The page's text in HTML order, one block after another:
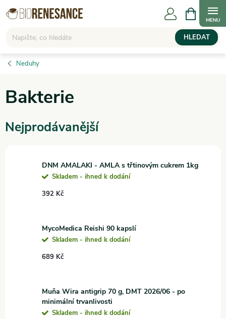
Přejít
na
HLEDAT
NÁKUPNÍ
KOŠÍK
Neduhy
Bakterie
Nejprodávanější
DNM AMALAKI - AMLA s třtinovým cukrem 1kg
Skladem - ihned k dodání
392 Kč
MycoMedica Reishi 90 kapslí
Skladem - ihned k dodání
689 Kč
Muňa Wira antigrip 70 g, DMT 2026/06 - po
minimální trvanlivosti
Skladem - ihned k dodání